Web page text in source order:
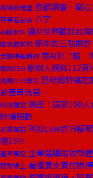
商場自慢塾 喜歡讀書，關
阿榮看台商 八字
AI超未來 讓AI世界聽到台
服務最前線 龍年的三點期許
金融時報精選 當AI犯了錯
商周ESG 創辦人親寫112
商周CEO學院 巴哈姆特搞
影音串流第一
科技風雲 揭密！這家160
秒傳限動
產業風雲 阿瘦Line官方帳
增15％
產業風雲 企業選購助攻軟
理財線上 看懂實支實付險